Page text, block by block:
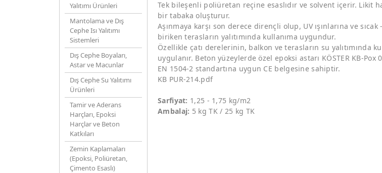
Yalıtımı Ürünleri
Mantolama ve Dış
Cephe Isı Yalıtımı
Sistemleri
Dış Cephe Boyaları,
Astar ve Macunlar
Dış Cephe Su Yalıtımı
Ürünleri
Tamir ve Aderans
Harçları, Epoksi
Harçlar ve Beton
Katkıları
Zemin Kaplamaları
(Epoksi, Poliüretan,
Çimento Esaslı)
Tek bileşenli poliüretan reçine esaslıdır ve solvent içerir. Likit
bir tabaka oluşturur.
Aşınmaya karşı son derece dirençli olup, UV ışınlarına ve
biriken terasların yalıtımında kullanıma uygundur.
Özellikle çatı derelerinin, balkon ve terasların su yalıtımında
uygulanır. Beton yüzeylerde özel epoksi astarı KÖSTER KB-Pox
EN 1504-2 standartına uygun CE belgesine sahiptir.
KB PUR-214.pdf
Sarfiyat: 1,25 - 1,75 kg/m2
Ambalaj: 5 kg TK / 25 kg TK